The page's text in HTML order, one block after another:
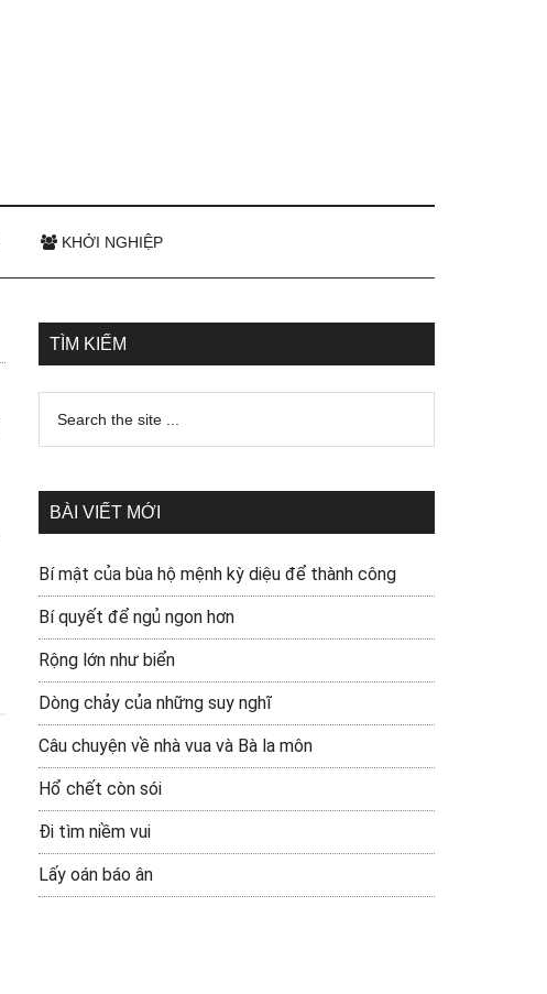
KHỞI NGHIỆP
TÌM KIẾM
BÀI VIẾT MỚI
Bí mật của bùa hộ mệnh kỳ diệu để thành công
Bí quyết để ngủ ngon hơn
Rộng lớn như biển
Dòng chảy của những suy nghĩ
Câu chuyện về nhà vua và Bà la môn
Hổ chết còn sói
Đi tìm niềm vui
Lấy oán báo ân